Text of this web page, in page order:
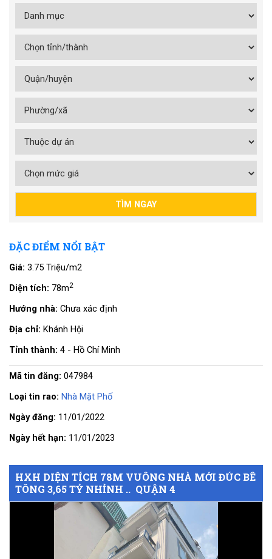
HXH DIỆN TÍCH 78M VUÔNG NHÀ MỚI ĐÚC BÊ
TÔNG 3,65 TỶ NHỈNH .. QUẬN 4
ĐẶC ĐIỂM NỔI BẬT
Giá: 3.75 Triệu/m2
Diện tích: 78m2
Hướng nhà: Chưa xác định
Địa chỉ: Khánh Hội
Tỉnh thành: 4 - Hồ Chí Minh
Mã tin đăng: 047984
Loại tin rao: Nhà Mặt Phố
Ngày đăng: 11/01/2022
Ngày hết hạn: 11/01/2023